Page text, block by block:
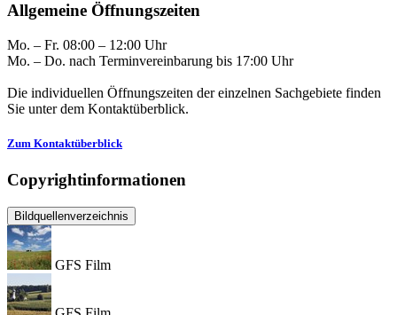
Allgemeine Öffnungszeiten
Mo. – Fr. 08:00 – 12:00 Uhr
Mo. – Do. nach Terminvereinbarung bis 17:00 Uhr
Die individuellen Öffnungszeiten der einzelnen Sachgebiete finden
Sie unter dem Kontaktüberblick.
Zum Kontaktüberblick
Copyrightinformationen
Bildquellenverzeichnis
GFS Film